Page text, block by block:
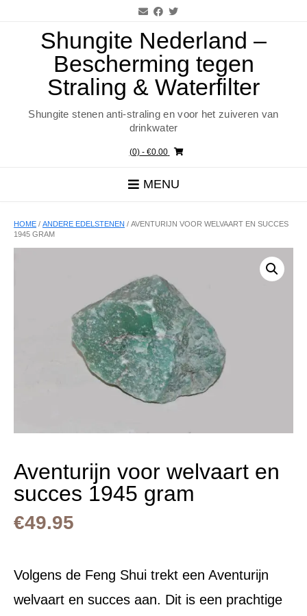
Shungite Nederland –
Bescherming tegen
Straling & Waterfilter
Shungite stenen anti-straling en voor het zuiveren van
drinkwater
(0)- €0.00
MENU
HOME / ANDERE EDELSTENEN / AVENTURIJN VOOR WELVAART EN SUCCES
1945 GRAM
Aventurijn voor welvaart en
succes 1945 gram
€49.95
Volgens de Feng Shui trekt een Aventurijn
welvaart en succes aan. Dit is een prachtige